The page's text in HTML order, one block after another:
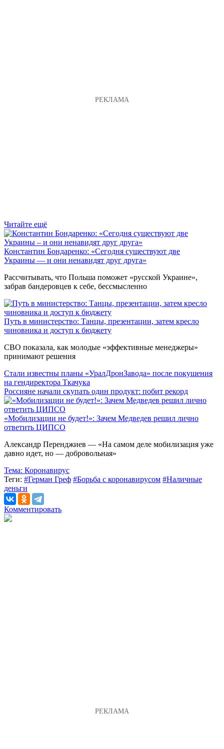
Читайте ещё
Константин Бондаренко: «Сегодня существуют две
Украины — и они ненавидят друг друга»
Рассчитывать, что Польша поможет «русской Украине»,
забрав бандеровцев к себе, бессмысленно
Путь в министерство: Танцы, презентации, затем кресло
чиновника и доступ к бюджету
СВО показала, как молодые «эффективные менеджеры»
принимают решения
Стали известны планы «УралДронЗавода» после покушения
на гендиректора Ткачука
Россияне начали скупать один продукт: побит рекорд
«Мобилизации не будет!»: Зачем Медведев решил лично
ответить ЦИПСО
Александр Перенджиев — «На самом деле мобилизация уже
давно идет, но — добровольная»
Тема: Коронавирус
Теги: #Герман Греф #Борьба с коронавирусом #Наличные
деньги
Комментировать